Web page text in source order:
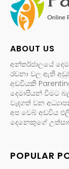
ABOUT US
අන්තර්ජාලයේ
රචනා වල ඇති
අඩවියකි
දෙමාපියන් වීමට
වැදගත් වන
අප වෙබ් අඩවිය
දෙනෙකුගේ
POPULAR